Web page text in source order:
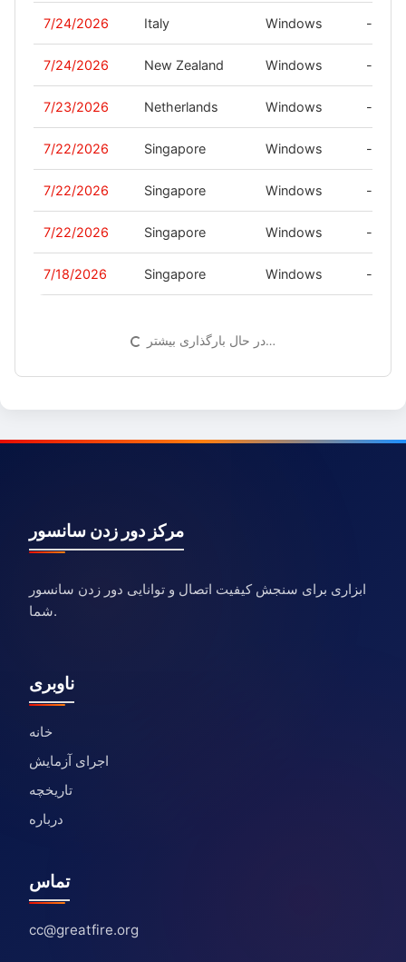
7/24/2026 Italy Windows -
7/24/2026 New Zealand Windows -
7/23/2026 Netherlands Windows -
7/22/2026 Singapore Windows -
7/22/2026 Singapore Windows -
7/22/2026 Singapore Windows -
7/18/2026 Singapore Windows -
در حال بارگذاری بیشتر…
مرکز دور زدن سانسور
ابزاری برای سنجش کیفیت اتصال و توانایی دور زدن سانسور
شما.
ناوبری
خانه
اجرای آزمایش
تاریخچه
درباره
تماس
cc@greatfire.org